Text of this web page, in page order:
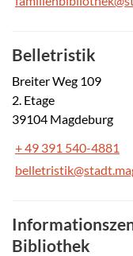
Belletristik
Breiter Weg 109
2. Etage
39104 Magdeburg
+ 49 391 540-4881
Bibliothek